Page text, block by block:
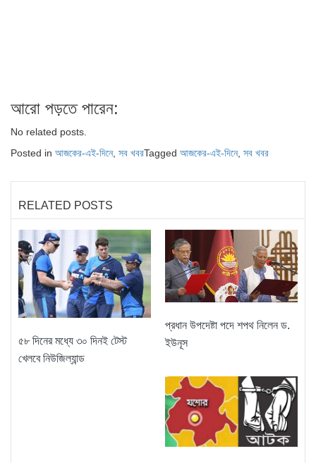
আরো পড়তে পারেন:
No related posts.
Posted in আজকের-এই-দিনে, সব খবরTagged আজকের-এই-দিনে, সব খবর
RELATED POSTS
৫৮ দিনের মধ্যে ৩০ দিনই টেস্ট
খেলবে নিউজিল্যান্ড
প্রধান উপদেষ্টা পদে শপথ নিলেন ড.
ইউনূস